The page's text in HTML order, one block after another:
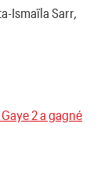
Ismaïla Sarr,
2 a gagné